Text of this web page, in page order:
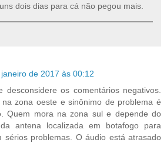
dois dias para cá não pegou mais.
de 2017 às 00:12
desconsidere os comentários negativos.
zona oeste e sinônimo de problema é
Quem mora na zona sul e depende do
antena localizada em botafogo para
sérios problemas. O áudio está atrasado